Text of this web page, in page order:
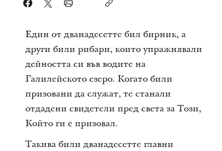
Един от дванадесетте бил бирник, а
други били рибари, които упражнявали
дейността си във водите на
Галилейското езеро. Когато били
призовани да служат, те станали
отдадени свидетели пред света за Този,
Който ги е призовал.
Такива били дванадесетте главни